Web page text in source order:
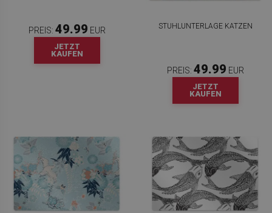
PREIS: 49.99 EUR
JETZT
KAUFEN
STUHLUNTERLAGE KATZEN
PREIS: 49.99 EUR
JETZT
KAUFEN